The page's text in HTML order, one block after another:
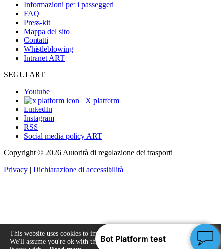
Informazioni per i passeggeri
FAQ
Press-kit
Mappa del sito
Contatti
Whistleblowing
Intranet ART
SEGUI ART
Youtube
X platform
LinkedIn
Instagram
RSS
Social media policy ART
Copyright © 2026 Autorità di regolazione dei trasporti
Privacy | Dichiarazione di accessibilità
This website uses cookies to improve your experience.
We'll assume you're ok with this, but you can opt-out
Accept